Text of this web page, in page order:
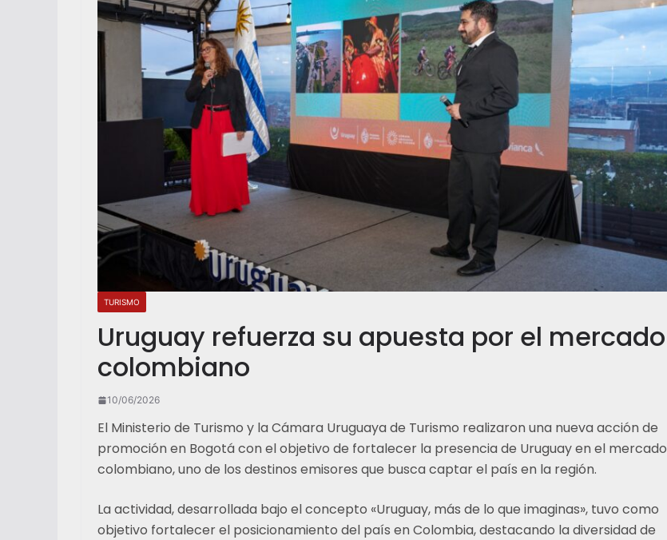
TURISMO
Uruguay refuerza su apuesta por el mercado
colombiano
10/06/2026
El Ministerio de Turismo y la Cámara Uruguaya de Turismo realizaron una nueva acción de
promoción en Bogotá con el objetivo de fortalecer la presencia de Uruguay en el mercado
colombiano, uno de los destinos emisores que busca captar el país en la región.
La actividad, desarrollada bajo el concepto «Uruguay, más de lo que imaginas», tuvo como
objetivo fortalecer el posicionamiento del país en Colombia, destacando la diversidad de